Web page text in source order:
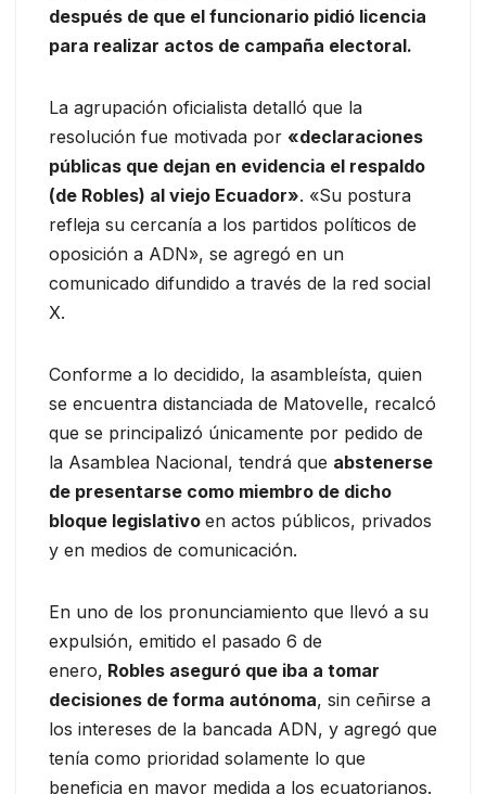
después de que el funcionario pidió licencia
para realizar actos de campaña electoral.
La agrupación oficialista detalló que la
resolución fue motivada por «declaraciones
públicas que dejan en evidencia el respaldo
(de Robles) al viejo Ecuador». «Su postura
refleja su cercanía a los partidos políticos de
oposición a ADN», se agregó en un
comunicado difundido a través de la red social
X.
Conforme a lo decidido, la asambleísta, quien
se encuentra distanciada de Matovelle, recalcó
que se principalizó únicamente por pedido de
la Asamblea Nacional, tendrá que abstenerse
de presentarse como miembro de dicho
bloque legislativo en actos públicos, privados
y en medios de comunicación.
En uno de los pronunciamiento que llevó a su
expulsión, emitido el pasado 6 de
enero, Robles aseguró que iba a tomar
decisiones de forma autónoma, sin ceñirse a
los intereses de la bancada ADN, y agregó que
tenía como prioridad solamente lo que
beneficia en mayor medida a los ecuatorianos.